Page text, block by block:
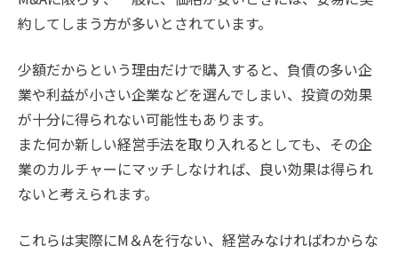
約してしまう方が多いとされています。
少額だからという理由だけで購入すると、負債の多い企
業や利益が小さい企業などを選んでしまい、投資の効果
が十分に得られない可能性もあります。
また何か新しい経営手法を取り入れるとしても、その企
業のカルチャーにマッチしなければ、良い効果は得られ
ないと考えられます。
これらは実際にM＆Aを行ない、経営みなければわからな